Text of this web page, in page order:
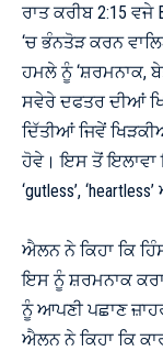
ਰਾਤ ਕਰੀਬ 2:15
‘ਚ ਭੰਨਤੋੜ ਕਰਨ
ਹਮਲੇ ਨੂੰ ‘ਸ਼ਰਮਨਾਕ,
ਸਵੇਰੇ ਦਫਤਰ ਦੀਆਂ
ਦਿੱਤੀਆਂ ਜਿਵੇਂ
ਹੋਵੇ। ਇਸ ਤੋਂ ਇਲਾਵਾ
‘gutless’,
ਐਲਨ ਨੇ ਕਿਹਾ ਕਿ
ਇਸ ਨੂੰ ਸ਼ਰਮਨਾਕ
ਨੂੰ ਆਪਣੀ ਪਛਾਣ
ਐਲਨ ਨੇ ਕਿਹਾ ਕਿ